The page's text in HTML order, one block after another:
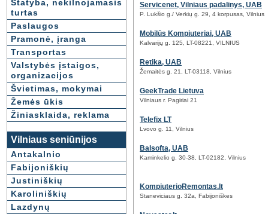
Statyba, nekilnojamasis
turtas
Paslaugos
Pramonė, įranga
Transportas
Valstybės įstaigos,
organizacijos
Švietimas, mokymai
Žemės ūkis
Žiniasklaida, reklama
Vilniaus seniūnijos
Antakalnio
Fabijoniškių
Justiniškių
Karoliniškių
Lazdynų
Servicenet, Vilniaus padalinys, UAB
P. Lukšio g./ Verkių g. 29, 4 korpusas, Vilnius
Mobilūs Kompiuteriai, UAB
Kalvarijų g. 125, LT-08221, VILNIUS
Retika, UAB
Žemaitės g. 21, LT-03118, Vilnius
GeekTrade Lietuva
Vilniaus r. Pagiriai 21
Telefix LT
Lvovo g. 11, Vilnius
Balsofta, UAB
Kaminkelio g. 30-38, LT-02182, Vilnius
KompiuterioRemontas.lt
Staneviciaus g. 32a, Fabijoniškes